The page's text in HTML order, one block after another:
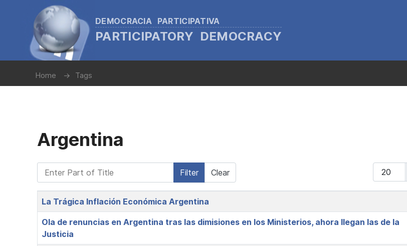
DEMOCRACIA PARTICIPATIVA
PARTICIPATORY DEMOCRACY
Home Tags
Argentina
Enter Part of Title Filter Clear Display #
Title
La Trágica Inflación Económica Argentina
Ola de renuncias en Argentina tras las dimisiones en los Ministerios, ahora llegan las de la
Justicia